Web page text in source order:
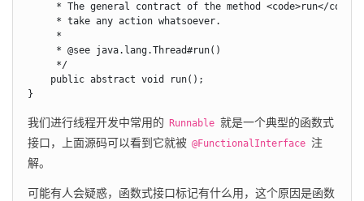
* The general contract of the method <code>run</code>
     * take any action whatsoever.
     *
     * @see java.lang.Thread#run()
     */
    public abstract void run();
}
我们进行线程开发中常用的 Runnable 就是一个典型的函数式
接口，上面源码可以看到它就被 @FunctionalInterface 注
解。
可能有人会疑惑，函数式接口标记有什么用，这个原因是函数